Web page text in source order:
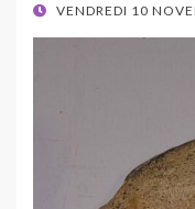
POSTED
VENDREDI 10